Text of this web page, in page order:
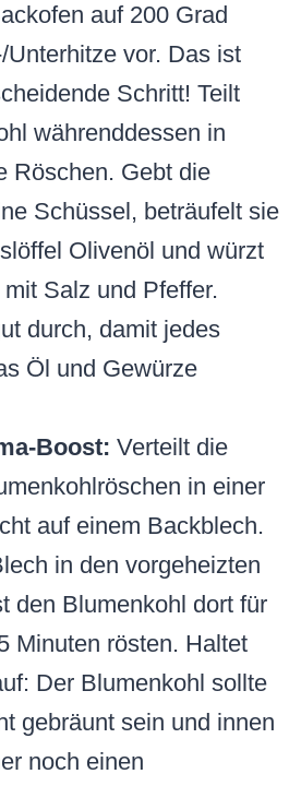
auf 200 Grad
Unterhitze vor. Das ist
Schritt! Teilt
währenddessen in
Röschen. Gebt die
Schüssel, beträufelt sie
Olivenöl und würzt
Salz und Pfeffer.
durch, damit jedes
Öl und Gewürze
Boost: Verteilt die
in einer
auf einem Backblech.
in den vorgeheizten
den Blumenkohl dort für
Minuten rösten. Haltet
Der Blumenkohl sollte
gebräunt sein und innen
noch einen